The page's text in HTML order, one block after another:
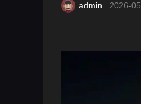
admin 2026-